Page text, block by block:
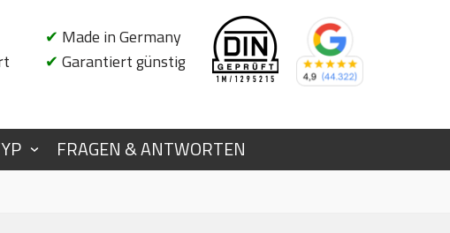
✔ Made in Germany
✔ Garantiert günstig
FRAGEN & ANTWORTEN